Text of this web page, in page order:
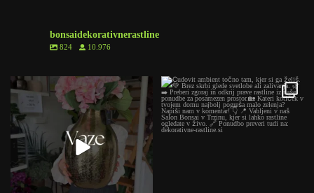
bonsaidekorativnerastline
824 10.976